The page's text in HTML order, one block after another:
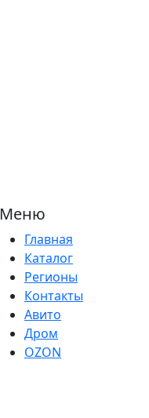
Меню
Главная
Каталог
Регионы
Контакты
Авито
Дром
OZON